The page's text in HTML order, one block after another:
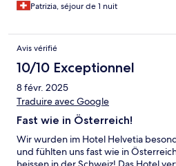
Patrizia, séjour de 1 nuit
Avis vérifié
10/10 Exceptionnel
8 févr. 2025
Traduire avec Google
Fast wie in Österreich!
Wir wurden im Hotel Helvetia
und fühlten uns fast wie in